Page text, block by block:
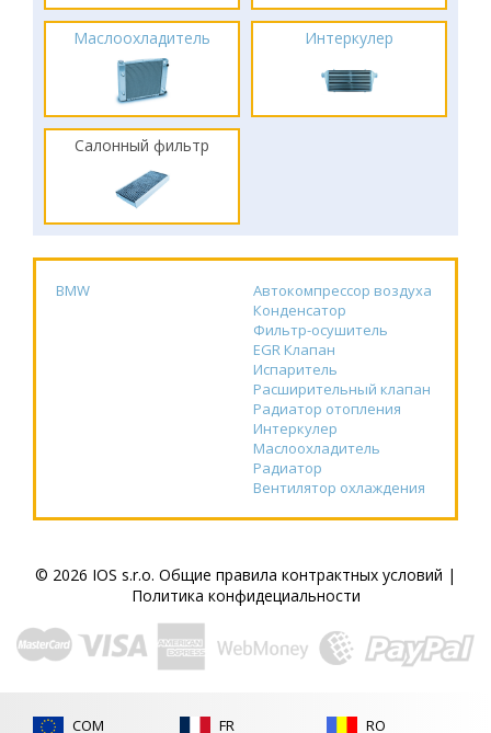
Маслоохладитель Интеркулер
Салонный фильтр
BMW
Автокомпрессор воздуха
Конденсатор
Фильтр-осушитель
EGR Клапан
Испаритель
Расширительный клапан
Радиатор отопления
Интеркулер
Маслоохладитель
Радиатор
Вентилятор охлаждения
© 2026 IOS s.r.o. Общие правила контрактных условий |
Политика конфидециальности
COM FR RO